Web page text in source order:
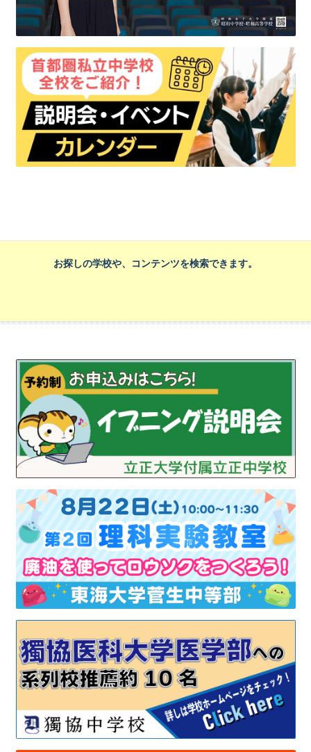
お探しの学校や、コンテンツを検索できます。